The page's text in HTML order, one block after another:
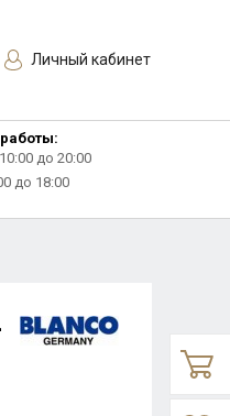
Личный кабинет
до 20:00
до 18:00